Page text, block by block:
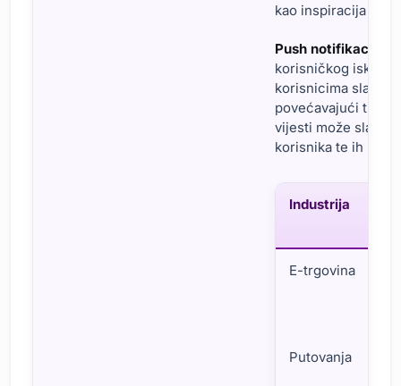
kao inspiracija za
Push notifikacije
korisničkog
korisnicima slati
povećavajući
vijesti može slati
korisnika te ih
Industrija
E-trgovina
Putovanja